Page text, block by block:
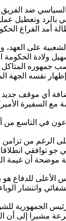
السياسي ضد
بالرد وتعطيل
أمد الفراغ
على
ولادة
عصب جمهوره
إظهار نفسه
أي موقف
مع السفيرة
عون في
الرغم من تزامن
جو توافقي
موضحة أن غيمة
الأعلى
وانتشار
الجمهورية
مشيرا إلى